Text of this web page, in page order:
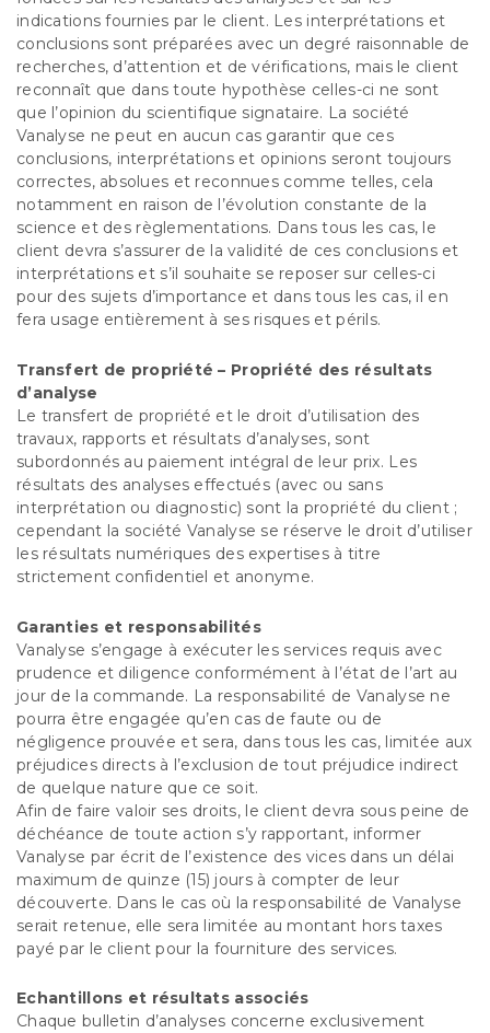
indications fournies par le client. Les interprétations et
conclusions sont préparées avec un degré raisonnable de
recherches, d’attention et de vérifications, mais le client
reconnaît que dans toute hypothèse celles-ci ne sont
que l’opinion du scientifique signataire. La société
Vanalyse ne peut en aucun cas garantir que ces
conclusions, interprétations et opinions seront toujours
correctes, absolues et reconnues comme telles, cela
notamment en raison de l’évolution constante de la
science et des règlementations. Dans tous les cas, le
client devra s’assurer de la validité de ces conclusions et
interprétations et s’il souhaite se reposer sur celles-ci
pour des sujets d’importance et dans tous les cas, il en
fera usage entièrement à ses risques et périls.
Transfert de propriété – Propriété des résultats
d’analyse
Le transfert de propriété et le droit d’utilisation des
travaux, rapports et résultats d’analyses, sont
subordonnés au paiement intégral de leur prix. Les
résultats des analyses effectués (avec ou sans
interprétation ou diagnostic) sont la propriété du client ;
cependant la société Vanalyse se réserve le droit d’utiliser
les résultats numériques des expertises à titre
strictement confidentiel et anonyme.
Garanties et responsabilités
Vanalyse s’engage à exécuter les services requis avec
prudence et diligence conformément à l’état de l’art au
jour de la commande. La responsabilité de Vanalyse ne
pourra être engagée qu’en cas de faute ou de
négligence prouvée et sera, dans tous les cas, limitée aux
préjudices directs à l’exclusion de tout préjudice indirect
de quelque nature que ce soit.
Afin de faire valoir ses droits, le client devra sous peine de
déchéance de toute action s’y rapportant, informer
Vanalyse par écrit de l’existence des vices dans un délai
maximum de quinze (15) jours à compter de leur
découverte. Dans le cas où la responsabilité de Vanalyse
serait retenue, elle sera limitée au montant hors taxes
payé par le client pour la fourniture des services.
Echantillons et résultats associés
Chaque bulletin d’analyses concerne exclusivement